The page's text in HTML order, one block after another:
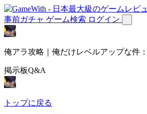
事前ガチャ ゲーム検索 ログイン
俺アラ攻略｜俺だけレベルアップな件
掲示板Q&A
トップに戻る